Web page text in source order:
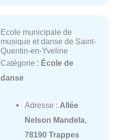
Ecole municipale de
musique et danse de Saint-
Quentin-en-Yveline
Catégorie : École de
danse
Adresse : Allée
Nelson Mandela,
78190 Trappes